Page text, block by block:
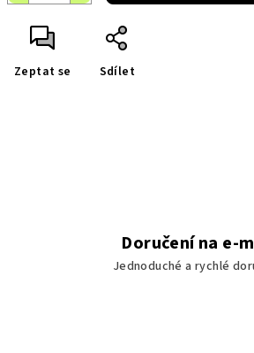
Zeptat se Sdílet
Doručení na e-
Jednoduché a rychlé